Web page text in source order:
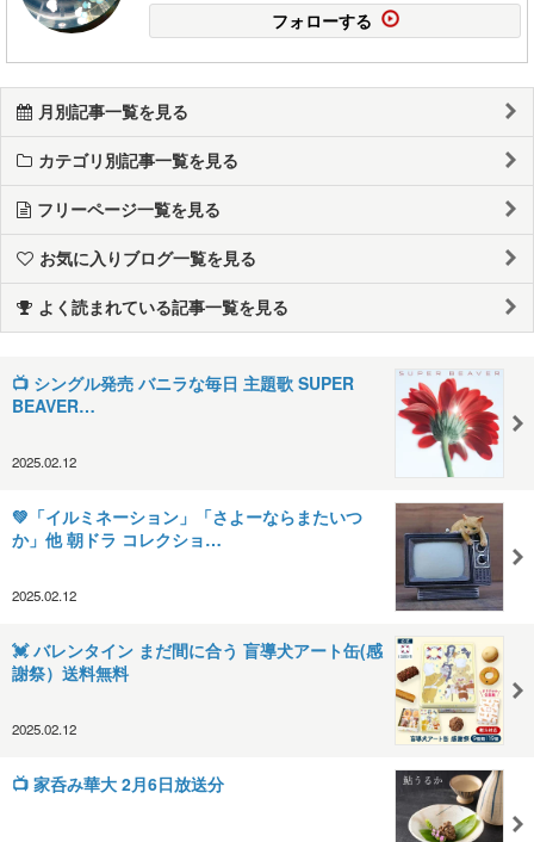
フォローする
月別記事一覧を見る
カテゴリ別記事一覧を見る
フリーページ一覧を見る
お気に入りブログ一覧を見る
よく読まれている記事一覧を見る
📺️ シングル発売 バニラな毎日 主題歌 SUPER
BEAVER…
2025.02.12
💚「イルミネーション」「さよーならまたいつ
か」他 朝ドラ コレクショ…
2025.02.12
💓 バレンタイン まだ間に合う 盲導犬アート缶(感
謝祭）送料無料
2025.02.12
📺️ 家呑み華大 2月6日放送分